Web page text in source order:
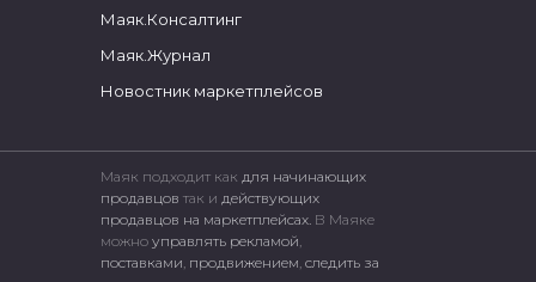
Маяк.Консалтинг
Маяк.Журнал
Новостник маркетплейсов
Маяк подходит как для начинающих
продавцов так и действующих
продавцов на маркетплейсах. В Маяке
можно управлять рекламой
поставками продвижением следить за